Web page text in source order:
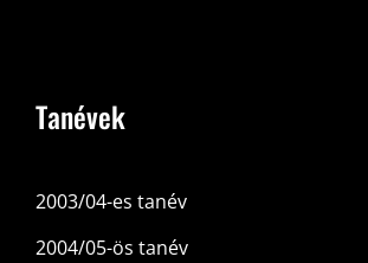
Tanévek
2003/04-es tanév
2004/05-ös tanév